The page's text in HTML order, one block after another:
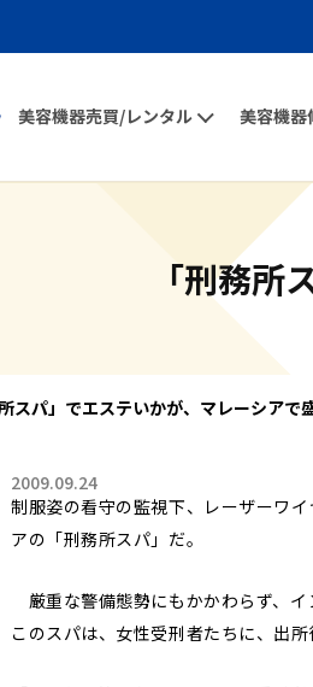
美容機器売買/レンタル 美容機器
「刑務
所スパ」でエステいかが、マレーシアで
2009.09.24
制服姿の看守の監視下、レーザーワ
アの「刑務所スパ」だ。
厳重な警備態勢にもかかわらず、
このスパは、女性受刑者たちに、出